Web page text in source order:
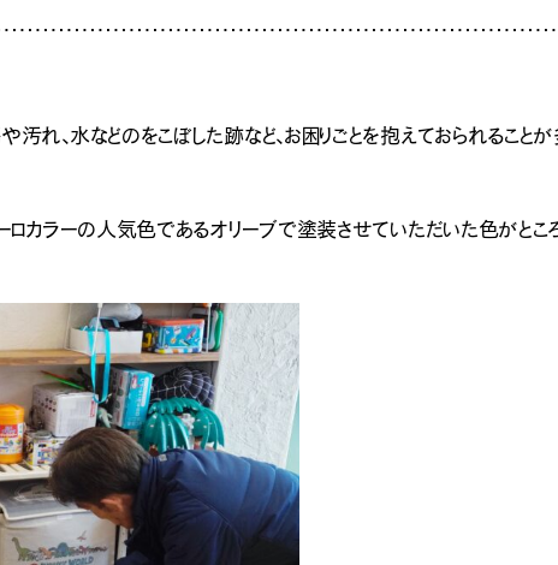
れ、水などのをこぼした跡など、お困りごとを抱えておられること
ロカラーの人気色であるオリーブで塗装させていただいた色がとこ